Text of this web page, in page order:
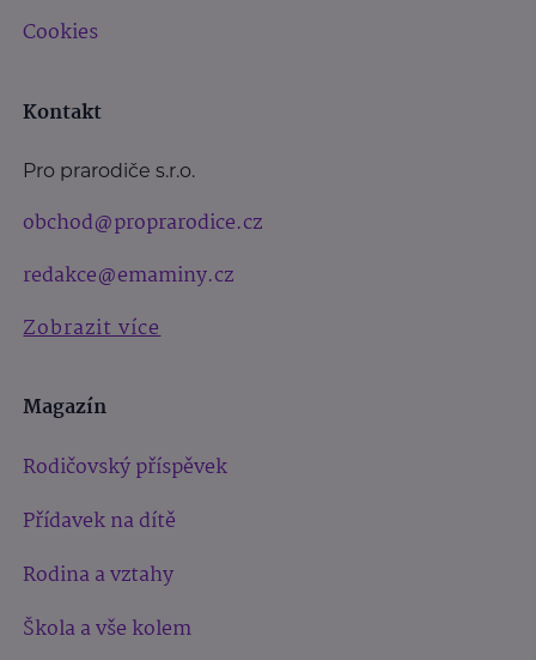
Cookies
Kontakt
Pro prarodiče s.r.o.
obchod@proprarodice.cz
redakce@emaminy.cz
Zobrazit více
Magazín
Rodičovský příspěvek
Přídavek na dítě
Rodina a vztahy
Škola a vše kolem